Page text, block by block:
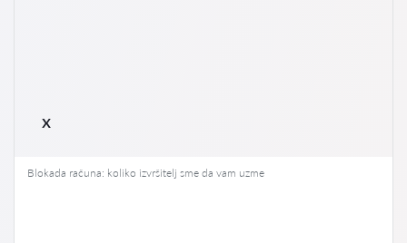
x
Blokada računa: koliko izvršitelj sme da vam uzme